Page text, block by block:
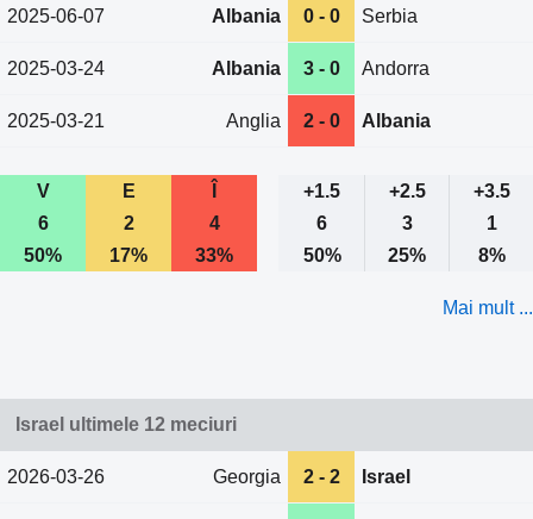
2025-06-07 Albania 0 - 0 Serbia
2025-03-24 Albania 3 - 0 Andorra
2025-03-21 Anglia 2 - 0 Albania
V E +1.5 +2.5
+3.5
6
2 4 6 3
1
50%
17% 33% 50% 25% 8%
Mai mult ...
Israel ultimele 12 meciuri
2026-03-26 Georgia 2 - 2 Israel